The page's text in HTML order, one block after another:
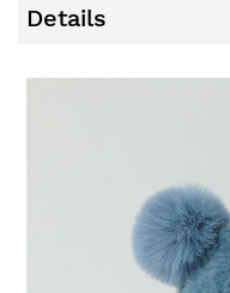
Details